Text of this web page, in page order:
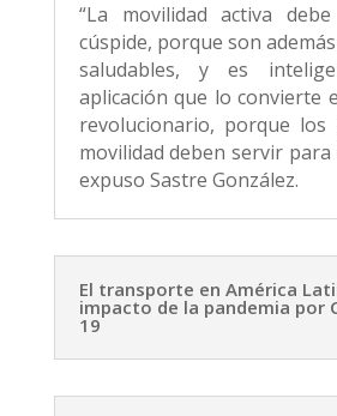
“La movilidad activa
cúspide, porque son
saludables, y es
aplicación que lo convierte
revolucionario, porque los
movilidad deben servir para
expuso Sastre González.
El transporte en América
impacto de la pandemia por
19